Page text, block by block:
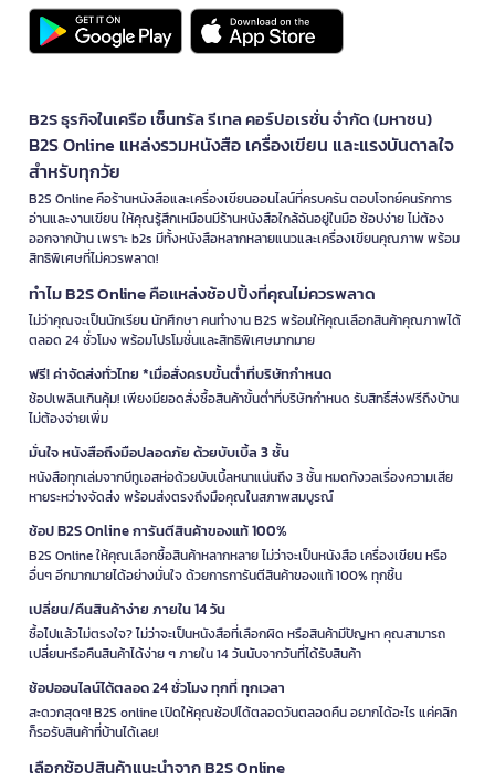
B2S ธุรกิจในเครือ เซ็นทรัล รีเทล คอร์ปอเรชั่น จำกัด (มหาชน)
B2S Online แหล่งรวมหนังสือ เครื่องเขียน และแรงบันดาลใจ
สำหรับทุกวัย
B2S Online คือร้านหนังสือและเครื่องเขียนออนไลน์ที่ครบครัน ตอบโจทย์คนรักการ
อ่านและงานเขียน ให้คุณรู้สึกเหมือนมีร้านหนังสือใกล้ฉันอยู่ในมือ ช้อปง่าย ไม่ต้อง
ออกจากบ้าน เพราะ b2s มีทั้งหนังสือหลากหลายแนวและเครื่องเขียนคุณภาพ พร้อม
สิทธิพิเศษที่ไม่ควรพลาด!
ทำไม B2S Online คือแหล่งช้อปปิ้งที่คุณไม่ควรพลาด
ไม่ว่าคุณจะเป็นนักเรียน นักศึกษา คนทำงาน B2S พร้อมให้คุณเลือกสินค้าคุณภาพได้
ตลอด 24 ชั่วโมง พร้อมโปรโมชั่นและสิทธิพิเศษมากมาย
ฟรี! ค่าจัดส่งทั่วไทย *เมื่อสั่งครบขั้นต่ำที่บริษัทกำหนด
ช้อปเพลินเกินคุ้ม! เพียงมียอดสั่งซื้อสินค้าขั้นต่ำที่บริษัทกำหนด รับสิทธิ์ส่งฟรีถึงบ้าน
ไม่ต้องจ่ายเพิ่ม
มั่นใจ หนังสือถึงมือปลอดภัย ด้วยบับเบิ้ล 3 ชั้น
หนังสือทุกเล่มจากบีทูเอสห่อด้วยบับเบิ้ลหนาแน่นถึง 3 ชั้น หมดกังวลเรื่องความเสีย
หายระหว่างจัดส่ง พร้อมส่งตรงถึงมือคุณในสภาพสมบูรณ์
ช้อป B2S Online การันตีสินค้าของแท้ 100%
B2S Online ให้คุณเลือกซื้อสินค้าหลากหลาย ไม่ว่าจะเป็นหนังสือ เครื่องเขียน หรือ
อื่นๆ อีกมากมายได้อย่างมั่นใจ ด้วยการการันตีสินค้าของแท้ 100% ทุกชิ้น
เปลี่ยน/คืนสินค้าง่าย ภายใน 14 วัน
ซื้อไปแล้วไม่ตรงใจ? ไม่ว่าจะเป็นหนังสือที่เลือกผิด หรือสินค้ามีปัญหา คุณสามารถ
เปลี่ยนหรือคืนสินค้าได้ง่าย ๆ ภายใน 14 วันนับจากวันที่ได้รับสินค้า
ช้อปออนไลน์ได้ตลอด 24 ชั่วโมง ทุกที่ ทุกเวลา
สะดวกสุดๆ! B2S online เปิดให้คุณช้อปได้ตลอดวันตลอดคืน อยากได้อะไร แค่คลิก
ก็รอรับสินค้าที่บ้านได้เลย!
เลือกช้อปสินค้าแนะนำจาก B2S Online